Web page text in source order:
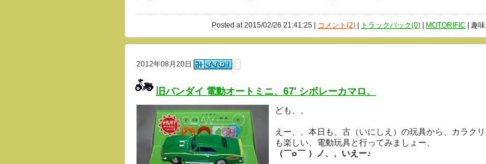
Posted at 2015/02/26 21:41:25 | コメント(2) トラックバック(0) MOTORIFIC | 趣味
2012年08月20日
旧バンダイ 電動オートミニ、67' シボレーカマロ、
ども、、
えー、、本日も、古（いにしえ）の玩具から、カラクリ
も楽しい、電動玩具と行ってみましょー、
（￣o￣ ）ノ、、いえー♪